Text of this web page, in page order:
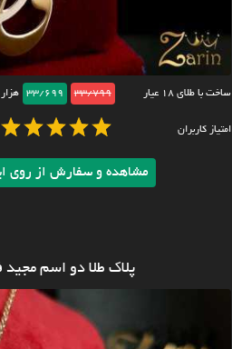
ساخت با طلای ۱۸ عیار 33/799
33/699
امتیاز کاربران
مشاهده و سفارش از روی
پلاک طلا دو اسم مجید